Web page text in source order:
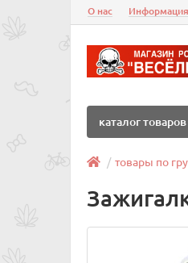
О нас
каталог товаров
товары по